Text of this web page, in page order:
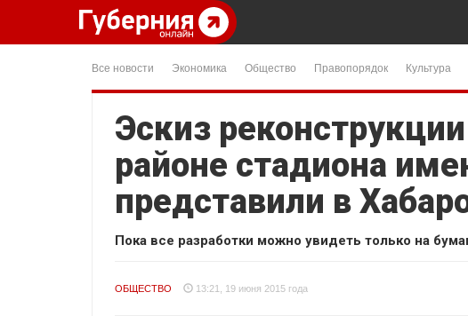
Все новости Экономика Общество Правопорядок Культура
Эскиз
районе стадиона
представили в
Пока все разработки можно увидеть только на
ОБЩЕСТВО 13:21, 19 июня 2015 года